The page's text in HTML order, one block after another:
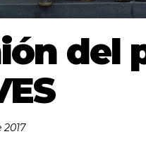
del